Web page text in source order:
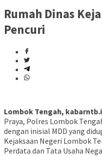
Rumah Dinas
Pencuri
Lombok Tengah,
Praya, Polres Lombok
dengan inisial MDD yang
Kejaksaan Negeri Lombok
Perdata dan Tata Usaha